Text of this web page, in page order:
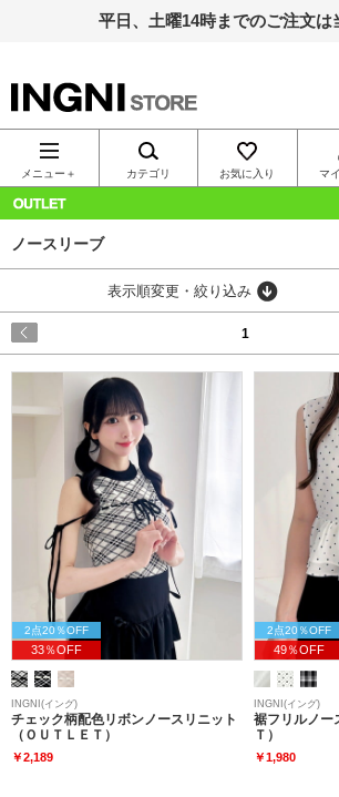
平日、土曜14時までのご注文は
INGNI（イン
グ）公式通
販｜INGNI
STORE
メニュー＋ カテゴリ お気に入り マ
ノースリーブ
表示順変更・絞り込み
1
2点20％OFF
33％OFF
INGNI(イング)
チェック柄配色リボンノースリニット
（ＯＵＴＬＥＴ）
￥2,189
2点20％OFF
49％OFF
INGNI(イング)
裾フリルノー
Ｔ）
￥1,980